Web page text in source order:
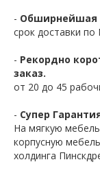
- Обширнейшая
срок доставки
- Рекордно
заказ.
от 20 до 45
- Супер
На мягкую
корпусную
холдинга